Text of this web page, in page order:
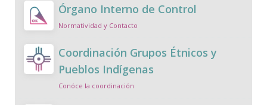
Órgano Interno de Control
Normatividad y Contacto
Coordinación Grupos Étnicos y
Pueblos Indígenas
Conóce la coordinación